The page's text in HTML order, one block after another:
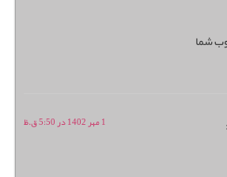
شما
1 مهر 1402 در 5:50 ق.ظ